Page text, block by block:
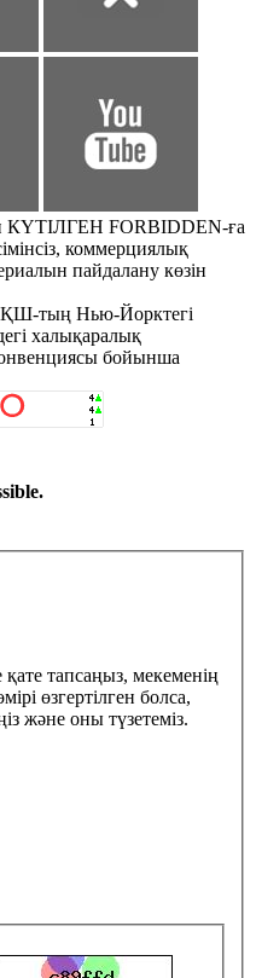
КҮТІЛГЕН FORBIDDEN-ға
коммерциялық
пайдалану көзін
тың Нью-Йорктегі
халықаралық
бойынша
қате тапсаңыз, мекеменің
өзгертілген болса,
және оны түзетеміз.